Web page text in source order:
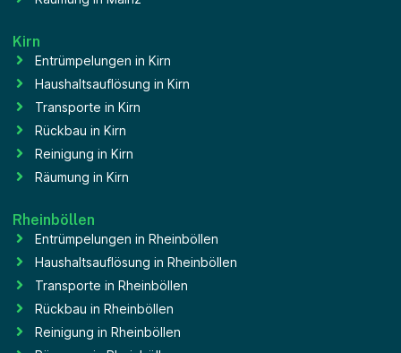
Kirn
Entrümpelungen in Kirn
Haushaltsauflösung in Kirn
Transporte in Kirn
Rückbau in Kirn
Reinigung in Kirn
Räumung in Kirn
Rheinböllen
Entrümpelungen in Rheinböllen
Haushaltsauflösung in Rheinböllen
Transporte in Rheinböllen
Rückbau in Rheinböllen
Reinigung in Rheinböllen